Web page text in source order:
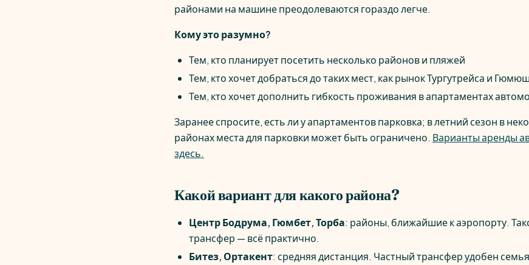
районами на машине преодолеваются гораздо легче.
Кому это разумно?
Тем, кто планирует посетить несколько районов и пляжей
Тем, кто хочет добраться до таких мест, как рынок Тургутрейса и
Тем, кто хочет дополнить гибкость проживания в апартаментах
Заранее спросите, есть ли у апартаментов парковка; в летний сезон в
районах места для парковки может быть ограничено. Варианты аренды
здесь.
Какой вариант для какого района?
Центр Бодрума, Гюмбет, Торба: районы, ближайшие к аэропорту.
трансфер — всё практично.
Битез, Ортакент: средняя дистанция. Частный трансфер удобен